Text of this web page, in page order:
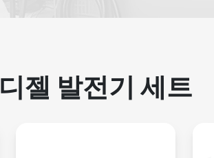
디젤 발전기 세트